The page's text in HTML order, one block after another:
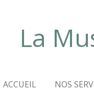
La
ACCUEIL NOS